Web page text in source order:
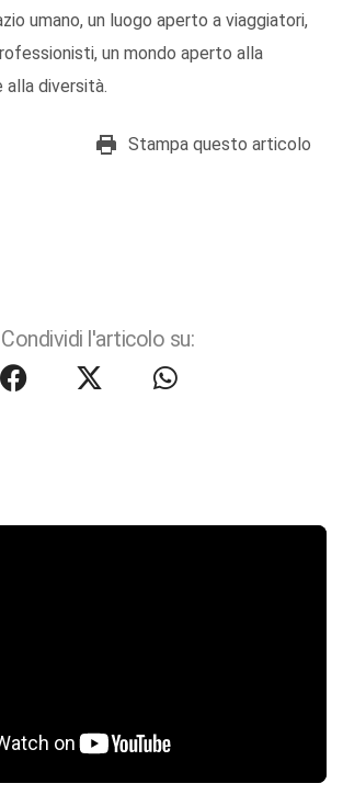
umano, un luogo aperto a viaggiatori,
un mondo aperto alla
alla diversità.
Stampa questo articolo
Condividi l'articolo su: